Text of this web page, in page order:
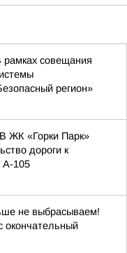
совещания
регион»
ЖК «Горки Парк»
дороги к
А-105
не выбрасываем!
окончательный